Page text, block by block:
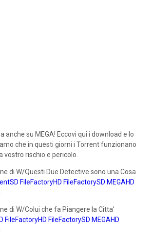
anche su MEGA! Eccovi qui i download e lo
che in questi giorni i Torrent funzionano
vostro rischio e pericolo.
di W/Questi Due Detective sono una Cosa
FileFactoryHD FileFactorySD MEGAHD
di W/Colui che fa Piangere la Citta'
FileFactoryHD FileFactorySD MEGAHD